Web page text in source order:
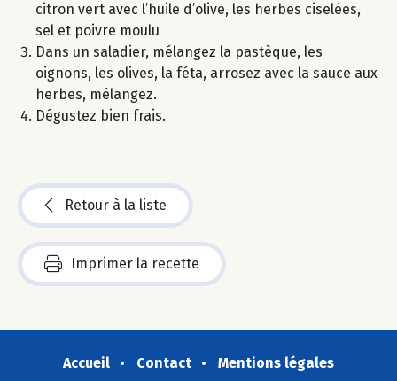
citron vert avec l’huile d’olive, les herbes ciselées,
sel et poivre moulu
Dans un saladier, mélangez la pastèque, les
oignons, les olives, la féta, arrosez avec la sauce aux
herbes, mélangez.
Dégustez bien frais.
Retour à la liste
Imprimer la recette
Accueil Contact
Mentions légales